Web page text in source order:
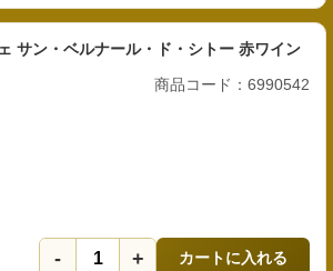
サン・ベルナール・ド・シトー 赤ワイン
商品コード：6990542
- + カートに入れる